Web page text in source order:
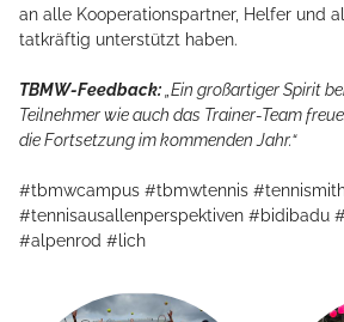
an alle Kooperationspartner, Helfer und
tatkräftig unterstützt haben.
TBMW-Feedback: „Ein großartiger Spirit
Teilnehmer wie auch das Trainer-Team
die Fortsetzung im kommenden Jahr.“
#tbmwcampus #tbmwtennis
#tennisausallenperspektiven #bidibadu
#alpenrod #lich